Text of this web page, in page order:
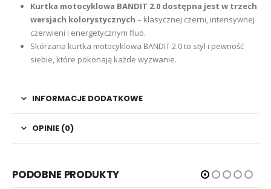
Kurtka motocyklowa BANDIT 2.0 dostępna jest w trzech
wersjach kolorystycznych – klasycznej czerni, intensywnej
czerwieni i energetycznym fluo.
Skórzana kurtka motocyklowa BANDIT 2.0 to styl i pewność
siebie, które pokonają każde wyzwanie.
INFORMACJE DODATKOWE
OPINIE (0)
PODOBNE PRODUKTY